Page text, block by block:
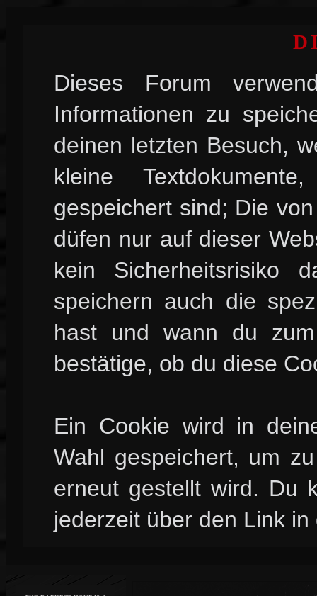
Dieses Forum
Informationen zu
deinen letzten Besuch,
kleine
gespeichert sind; Die
düfen nur auf dieser
kein Sicherheitsrisiko
speichern auch die
hast und wann du
bestätige, ob du diese
Ein Cookie wird in
Wahl gespeichert, um
erneut gestellt wird. Du
jederzeit über den Link